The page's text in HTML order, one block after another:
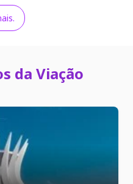
saindo de São Paulo (SP)
Parnaíba e de Araguaína
da Viação